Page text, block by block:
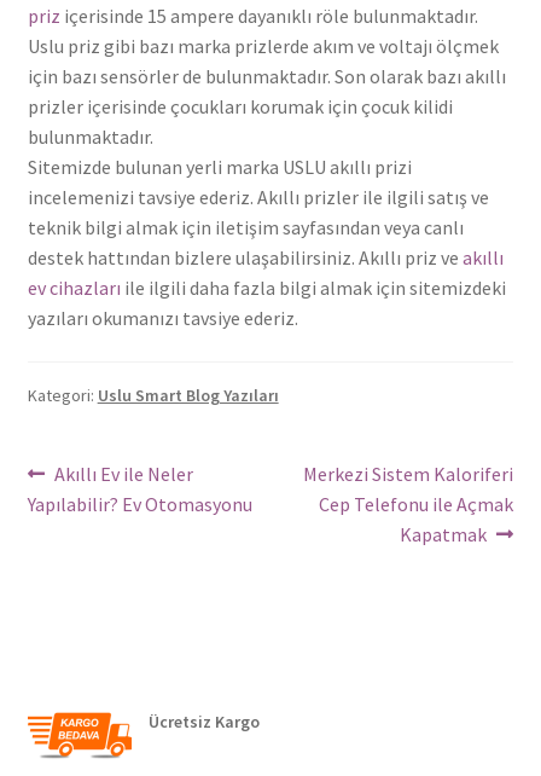
priz içerisinde 15 ampere dayanıklı röle bulunmaktadır.
Uslu priz gibi bazı marka prizlerde akım ve voltajı ölçmek
için bazı sensörler de bulunmaktadır. Son olarak bazı akıllı
prizler içerisinde çocukları korumak için çocuk kilidi
bulunmaktadır.
Sitemizde bulunan yerli marka USLU akıllı prizi
incelemenizi tavsiye ederiz. Akıllı prizler ile ilgili satış ve
teknik bilgi almak için iletişim sayfasından veya canlı
destek hattından bizlere ulaşabilirsiniz. Akıllı priz ve akıllı
ev cihazları ile ilgili daha fazla bilgi almak için sitemizdeki
yazıları okumanızı tavsiye ederiz.
Kategori: Uslu Smart Blog Yazıları
Yazı
dolaşımı
Önceki
Yazı:
Akıllı Ev ile Neler
Yapılabilir? Ev Otomasyonu
Sonraki
yazı:
Merkezi Sistem Kaloriferi
Cep Telefonu ile Açmak
Kapatmak
Ücretsiz Kargo